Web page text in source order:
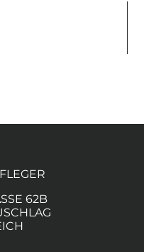
62B